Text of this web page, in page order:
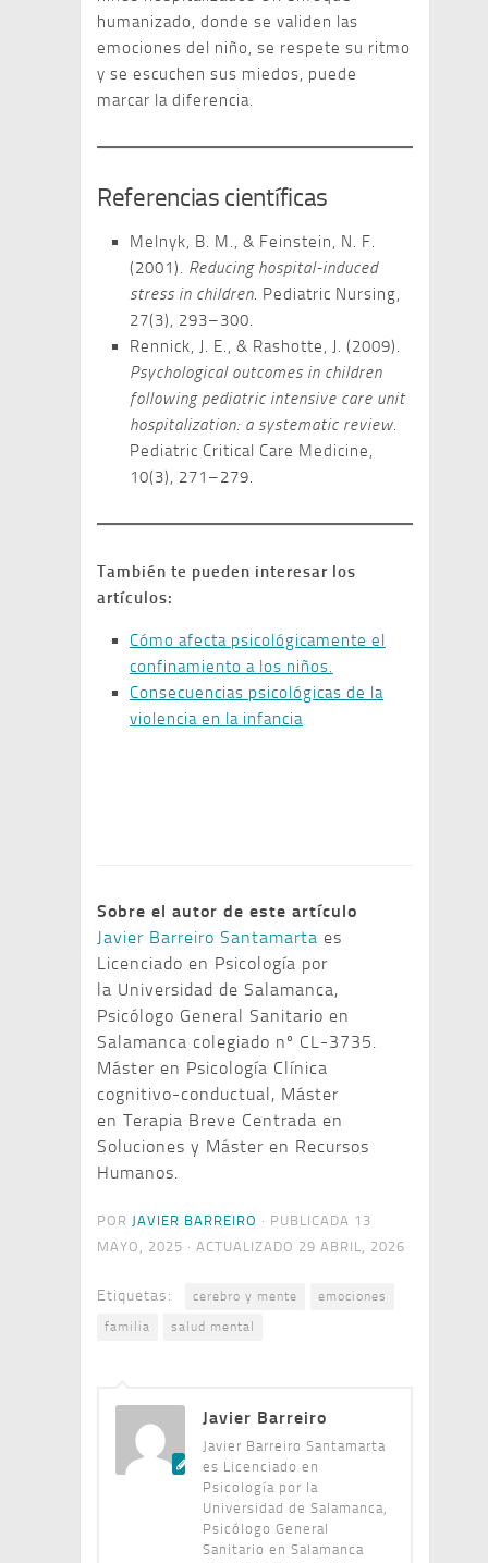
humanizado, donde se validen las
emociones del niño, se respete su ritmo
y se escuchen sus miedos, puede
marcar la diferencia.
Referencias científicas
Melnyk, B. M., & Feinstein, N. F.
(2001). Reducing hospital-induced
stress in children. Pediatric Nursing,
27(3), 293–300.
Rennick, J. E., & Rashotte, J. (2009).
Psychological outcomes in children
following pediatric intensive care unit
hospitalization: a systematic review.
Pediatric Critical Care Medicine,
10(3), 271–279.
También te pueden interesar los
artículos:
Cómo afecta psicológicamente el
confinamiento a los niños.
Consecuencias psicológicas de la
violencia en la infancia
Sobre el autor de este artículo
Javier Barreiro Santamarta es
Licenciado en Psicología por
la Universidad de Salamanca,
Psicólogo General Sanitario en
Salamanca colegiado nº CL-3735.
Máster en Psicología Clínica
cognitivo-conductual, Máster
en Terapia Breve Centrada en
Soluciones y Máster en Recursos
Humanos.
POR JAVIER BARREIRO · PUBLICADA 13
MAYO, 2025 · ACTUALIZADO 29 ABRIL, 2026
Etiquetas: cerebro y mente
emociones
familia
salud mental
Javier Barreiro
Javier Barreiro Santamarta
es Licenciado en
Psicología por la
Universidad de Salamanca,
Psicólogo General
Sanitario en Salamanca